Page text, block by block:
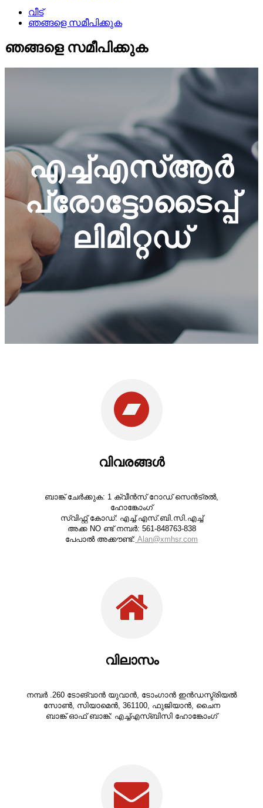
വീട്
ഞങ്ങളെ സമീപിക്കുക
ഞങ്ങളെ സമീപിക്കുക
എച്ച്എസ്ആർ
പ്രോട്ടോടൈപ്പ്
ലിമിറ്റഡ്
വിവരങ്ങൾ
ബാങ്ക് ചേർക്കുക: 1 ക്വീൻസ് റോഡ് സെൻട്രൽ,
ഹോങ്കോംഗ്
സ്വിഫ്റ്റ് കോഡ്: എച്ച്.എസ്.ബി.സി.എച്ച്
അക്ക NO ണ്ട് നമ്പർ: 561-848763-838
പേപാൽ അക്കൗണ്ട്: Alan@xmhsr.com
വിലാസം
നമ്പർ .260 ടോങ്‌വാൻ യുവാൻ, ടോംഗാൻ ഇൻഡസ്ട്രിയൽ
സോൺ, സിയാമെൻ, 361100, ഫുജിയാൻ, ചൈന
ബാങ്ക് ഓഫ് ബാങ്ക്: എച്ച്എസ്ബിസി ഹോങ്കോംഗ്